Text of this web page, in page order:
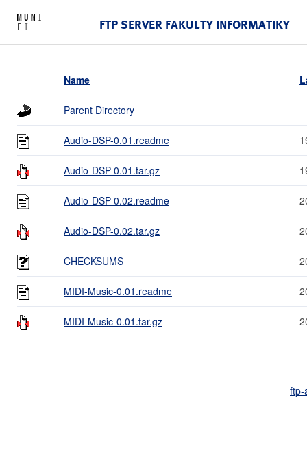
FTP SERVER FAKULTY INFORMATIKY
Name
Parent Directory
Audio-DSP-0.01.readme
Audio-DSP-0.01.tar.gz
Audio-DSP-0.02.readme
Audio-DSP-0.02.tar.gz
CHECKSUMS
MIDI-Music-0.01.readme
MIDI-Music-0.01.tar.gz
ftp-